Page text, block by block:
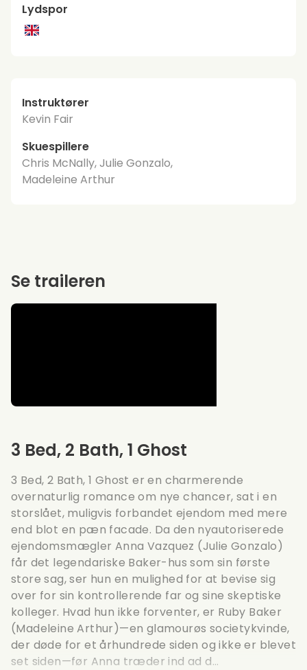
Lydspor
Instruktører
Kevin Fair
Skuespillere
Chris McNally, Julie Gonzalo,
Madeleine Arthur
3 Bed, 2 Bath, 1 Ghost
3 Bed, 2 Bath, 1 Ghost er en charmerende
overnaturlig romance om nye chancer, sat i en
storslået, muligvis forbandet ejendom med mere
end blot en pæn facade. Da den nyautoriserede
ejendomsmægler Anna Vazquez (Julie Gonzalo)
får det legendariske Baker-hus som sin første
store sag, ser hun en mulighed for at bevise sig
over for sin kontrollerende far og sine skeptiske
kolleger. Hvad hun ikke forventer, er Ruby Baker
(Madeleine Arthur)—en glamourøs societykvinde,
der døde for et århundrede siden og ikke er blevet
set siden—før Anna træder ind ad d...
Se traileren